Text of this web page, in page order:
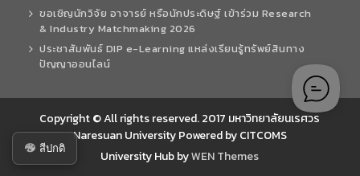
ขอเชิญนักวิจัย อาจารย์ หรือนักประดิษฐ์ เข้าร่วม Research
& Industry Matchmaking 2026
ประชาสัมพันธ์ DIP e-Learning แหล่งเรียนรู้ทรัพย์สินทาง
ปัญญาออนไลน์
Copyright © All rights reserved. 2017 มหาวิทยาลัยนเรศวร
Naresuan University Powered by CITCOMS
University Hub byWEN Themes
สีปกติ